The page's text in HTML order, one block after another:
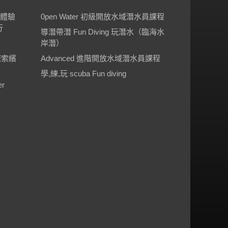
驗
繽
0pen Water 初級開放水域潛水員課程
導潛帶潛 Fun Diving 玩潛水（臨海水
岸潛）
Advanced 進階開放水域潛水員課程
學,練,玩 scuba Fun diving